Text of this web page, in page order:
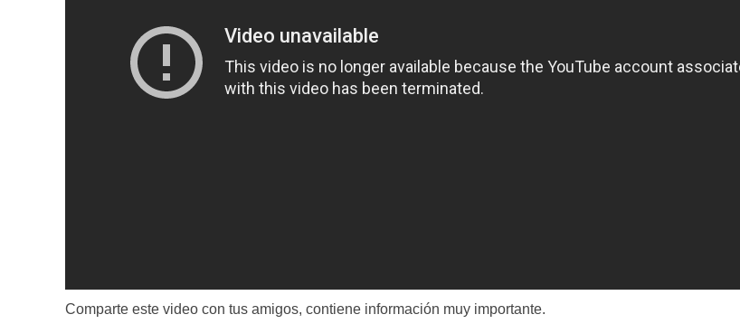
Comparte este video con tus amigos, contiene información muy importante.